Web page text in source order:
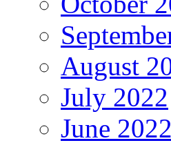
August
July 2022
June 2022